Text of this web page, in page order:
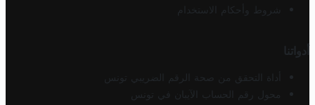
شروط وأحكام الاستخدام
أدواتنا
أداة التحقق من صحة الرقم الضريبي تونس
محول رقم الحساب الآيبان في تونس